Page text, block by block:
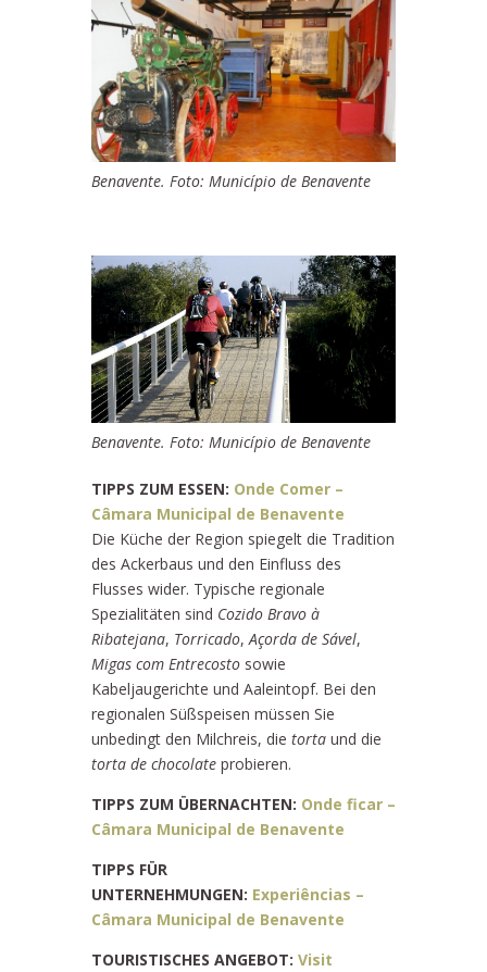
Benavente. Foto: Município de Benavente
Benavente. Foto: Município de Benavente
TIPPS ZUM ESSEN: Onde Comer –
Câmara Municipal de Benavente
Die Küche der Region spiegelt die Tradition
des Ackerbaus und den Einfluss des
Flusses wider. Typische regionale
Spezialitäten sind Cozido Bravo à
Ribatejana, Torricado,Açorda de Sável,
Migas com Entrecosto sowie
Kabeljaugerichte und Aaleintopf. Bei den
regionalen Süßspeisen müssen Sie
unbedingt den Milchreis, die torta und die
torta de chocolate probieren.
TIPPS ZUM ÜBERNACHTEN: Onde ficar –
Câmara Municipal de Benavente
TIPPS FÜR
UNTERNEHMUNGEN: Experiências –
Câmara Municipal de Benavente
TOURISTISCHES ANGEBOT: Visit